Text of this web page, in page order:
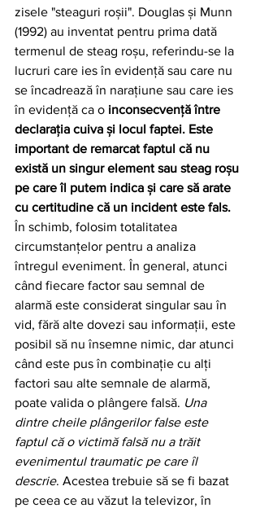
zisele "steaguri roșii". Douglas și Munn
(1992) au inventat pentru prima dată
termenul de steag roșu, referindu-se la
lucruri care ies în evidență sau care nu
se încadrează în narațiune sau care ies
în evidență ca o inconsecvență între
declarația cuiva și locul faptei. Este
important de remarcat faptul că nu
există un singur element sau steag roșu
pe care îl putem indica și care să arate
cu certitudine că un incident este fals.
În schimb, folosim totalitatea
circumstanțelor pentru a analiza
întregul eveniment. În general, atunci
când fiecare factor sau semnal de
alarmă este considerat singular sau în
vid, fără alte dovezi sau informații, este
posibil să nu însemne nimic, dar atunci
când este pus în combinație cu alți
factori sau alte semnale de alarmă,
poate valida o plângere falsă. Una
dintre cheile plângerilor false este
faptul că o victimă falsă nu a trăit
evenimentul traumatic pe care îl
descrie. Acestea trebuie să se fi bazat
pe ceea ce au văzut la televizor, în